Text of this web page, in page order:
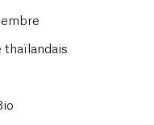
thaïlandais